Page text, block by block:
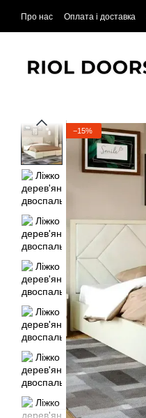
Про нас Оплата і доставка
−15%